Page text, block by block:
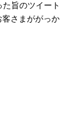
旨のツイート
さまががっか